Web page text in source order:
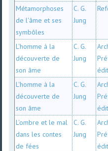
Métamorphoses
de l'âme et ses
symbôles
C. G.
Jung
L'homme à la
découverte de
son âme
C. G.
Jung
L'homme à la
découverte de
son âme
C. G.
Jung
L'ombre et le mal
dans les contes
de fées
C. G.
Jung